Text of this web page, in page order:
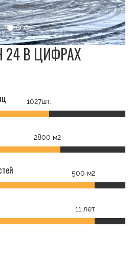
24 В ЦИФРАХ
1027шт.
2800 м2
500 м2
11 лет